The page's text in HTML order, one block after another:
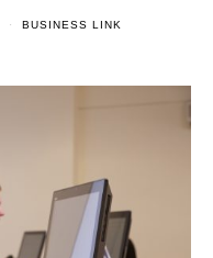
BUSINESS LINK